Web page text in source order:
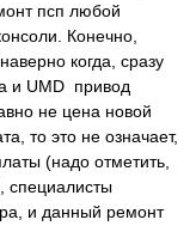
псп любой
Конечно,
когда, сразу
и UMD привод
не цена новой
то это не означает,
(надо отметить,
специалисты
и данный ремонт